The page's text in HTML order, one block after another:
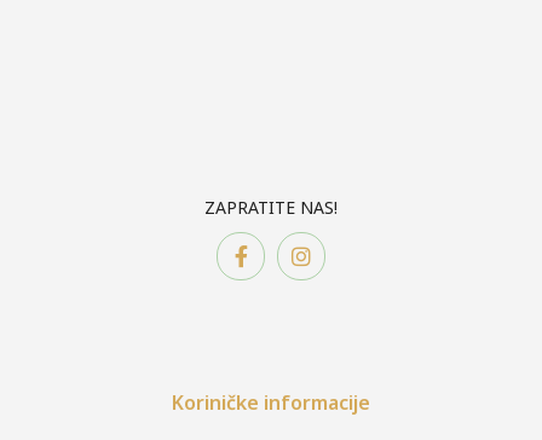
ZAPRATITE NAS!
Koriničke informacije